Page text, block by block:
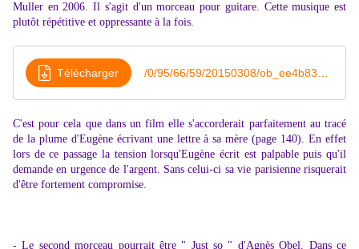
Muller en 2006. Il s'agit d'un morceau pour guitare. Cette musique est
plutôt répétitive et oppressante à la fois.
Télécharger
C'est pour cela que dans un film elle s'accorderait parfaitement au tracé
de la plume d'Eugène écrivant une lettre à sa mère (page 140). En effet
lors de ce passage la tension lorsqu'Eugène écrit est palpable puis qu'il
demande en urgence de l'argent. Sans celui-ci sa vie parisienne risquerait
d'être fortement compromise.
- Le second morceau pourrait être " Just so " d'Agnès Obel. Dans ce